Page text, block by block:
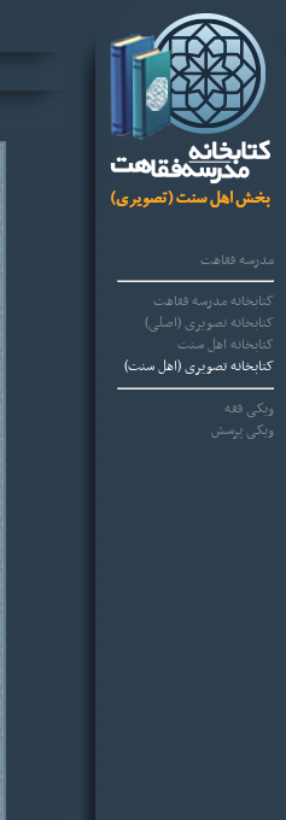
مدرسه فقاهت
کتابخانه مدرسه فقاهت
کتابخانه تصویری (اصلی)
کتابخانه اهل سنت
کتابخانه تصویری (اهل سنت)
ویکی فقه
ویکی پرسش